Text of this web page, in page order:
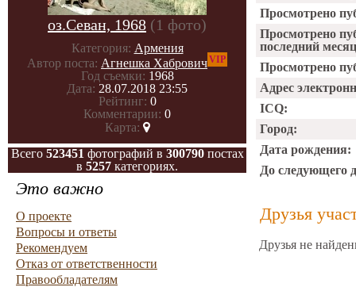
оз.Севан, 1968 (1 фото)
Категория: Армения
Автор поста: Агнешка ХабровичVIP
Год съемки: 1968
Дата: 28.07.2018 23:55
Рейтинг: 0
Комментарии: 0
Карта:
Всего 523451 фотографий в 300790постах
в 5257 категориях.
Это важно
О проекте
Вопросы и ответы
Рекомендуем
Отказ от ответственности
Правообладателям
Просмотрено
Просмотрено
последний
Просмотрено
Адрес
ICQ:
Город:
Дата рождения:
До следующего
Друзья
Друзья не